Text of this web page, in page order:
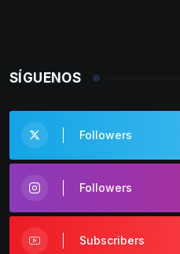
SÍGUENOS
Followers
Followers
Subscribers